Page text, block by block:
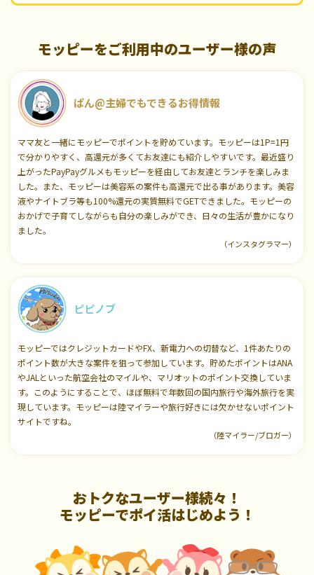
モッピーをご利用中のユーザー様の声
ぱん@主婦でもできるお得情報
ママ友と一緒にモッピーでポイントを貯めています。モッピーは1P=1円
で分かりやすく、高還元が多くてお友達にも紹介しやすいです。最近盛り
上がったPayPayグルメもモッピーを経由してお友達とランチを楽しみま
した。また、モッピーは美容系の案件も高還元で出る事があります。美容
液やナイトブラ等も100%還元の実質無料でGETできました。モッピーの
おかげで子育てしながらも自分の楽しみができ、日々の生活が豊かになり
ました。
（インスタグラマー）
ピピノブ
モッピーではクレジットカードやFX、新電力への切替など、1件あたりの
ポイント数が大きな案件を狙って参加しています。貯めたポイントはANA
やJALといった航空会社のマイルや、マリオットのポイント交換していま
す。このようにすることで、ほぼ無料で年数回の国内旅行や海外旅行を実
現しています。モッピーは陸マイラーや旅行好きには欠かせないポイント
サイトですね。
（陸マイラー/ブロガー）
おトクなユーザー様続々！
モッピーでポイ活はじめよう！